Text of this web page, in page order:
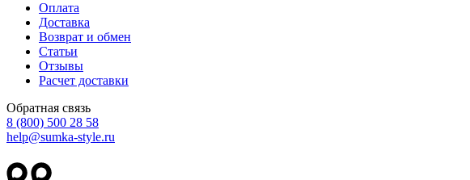
Оплата
Доставка
Возврат и обмен
Статьи
Отзывы
Расчет доставки
Обратная связь
8 (800) 500 28 58
help@sumka-style.ru